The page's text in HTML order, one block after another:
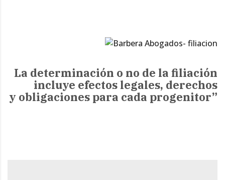
La determinación o no de la filiación
incluye efectos legales, derechos
y obligaciones para cada progenitor”